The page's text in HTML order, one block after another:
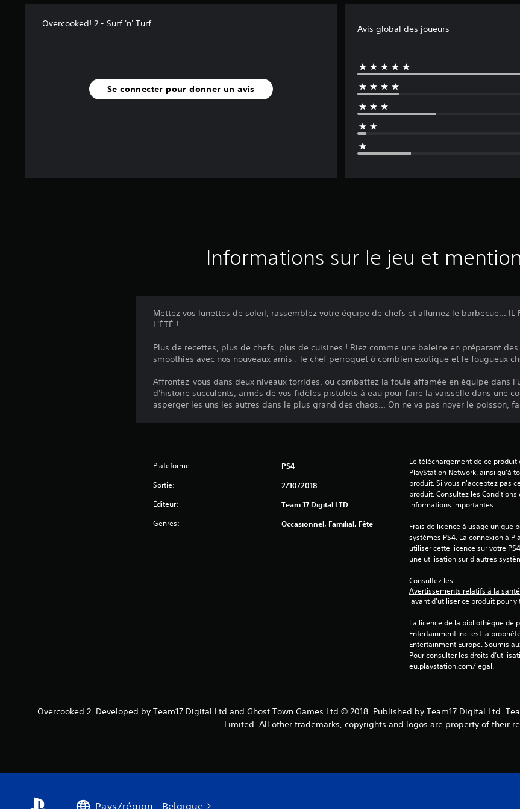
Overcooked! 2 - Surf 'n' Turf
Se connecter pour donner un avis
Avis global des joueurs
Informations sur le jeu et
Mettez vos lunettes de soleil, rassemblez votre équipe de chefs et allumez le barbecue... IL
L'ÉTÉ !
Plus de recettes, plus de chefs, plus de cuisines ! Riez comme une baleine en préparant
smoothies avec nos nouveaux amis : le chef perroquet ô combien exotique et le fougueux
Affrontez-vous dans deux niveaux torrides, ou combattez la foule affamée en équipe dans
d'histoire succulents, armés de vos fidèles pistolets à eau pour faire la vaisselle dans une
asperger les uns les autres dans le plus grand des chaos... On ne va pas noyer le poisson,
Plateforme: PS4
Sortie: 2/10/2018
Éditeur: Team 17 Digital LTD
Genres: Occasionnel, Familial, Fête
Le téléchargement de ce
PlayStation Network, ainsi qu'à
produit. Si vous n'acceptez pas
produit. Consultez les
informations importantes.
Frais de licence à usage unique
systèmes PS4. La connexion à
utiliser cette licence sur votre
une utilisation sur d'autres
Consultez les
Avertissements relatifs à la santé
avant d'utiliser ce produit pour
La licence de la bibliothèque de
Entertainment Inc. est la
Entertainment Europe. Soumis
Pour consulter les droits
eu.playstation.com/legal.
Overcooked 2. Developed by Team17 Digital Ltd and Ghost Town Games Ltd © 2018. Published by Team17 Digital Ltd.
Limited. All other trademarks, copyrights and logos are property of their
Pays/région : Belgique